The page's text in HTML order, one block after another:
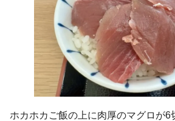
ホカホカご飯の上に肉厚のマグロが6